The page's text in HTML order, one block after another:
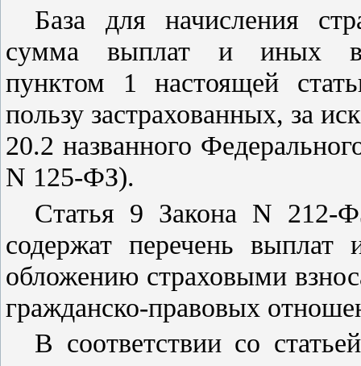
База для начисления
сумма выплат и иных
пунктом 1 настоящей
пользу застрахованных, за
20.2 названного
N 125-ФЗ).
Статья 9 Закона N
содержат перечень выплат
обложению страховыми
гражданско-правовых
В соответствии со